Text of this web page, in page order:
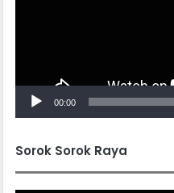
00:00
Sorok Sorok Raya